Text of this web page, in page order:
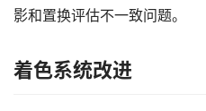
影和置换评估不一致问题。
着色系统改进